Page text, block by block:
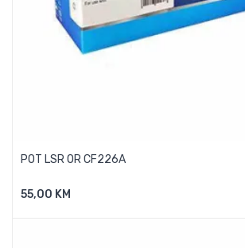
POT LSR OR CF226A
55,00 KMDodaj U Košaricu